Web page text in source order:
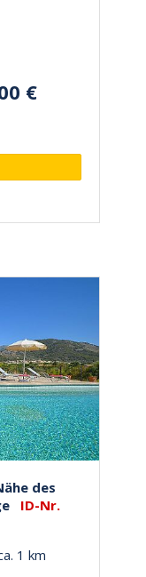
€
des
ID-Nr.
1 km